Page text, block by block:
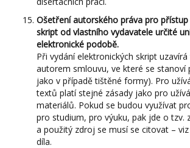
Ošetření autorského práva pro
skript od vlastního vydavatele určité
elektronické podobě.
Při vydání elektronických skript uzavírá
autorem smlouvu, ve které se stanoví
jako v případě tištěné formy). Pro
textů platí stejné zásady jako pro
materiálů. Pokud se budou využívat
pro studium, pro výuku, pak jde o tzv.
a použitý zdroj se musí se citovat –
díla.